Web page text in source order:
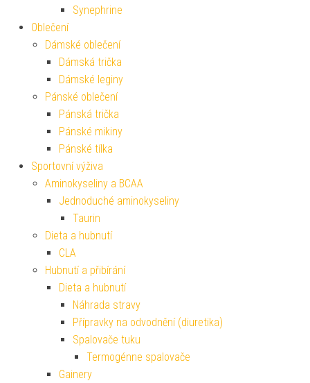
Synephrine
Oblečení
Dámské oblečení
Dámská trička
Dámské leginy
Pánské oblečení
Pánská trička
Pánské mikiny
Pánské tílka
Sportovní výživa
Aminokyseliny a BCAA
Jednoduché aminokyseliny
Taurin
Dieta a hubnutí
CLA
Hubnutí a přibírání
Dieta a hubnutí
Náhrada stravy
Přípravky na odvodnění (diuretika)
Spalovače tuku
Termogénne spalovače
Gainery